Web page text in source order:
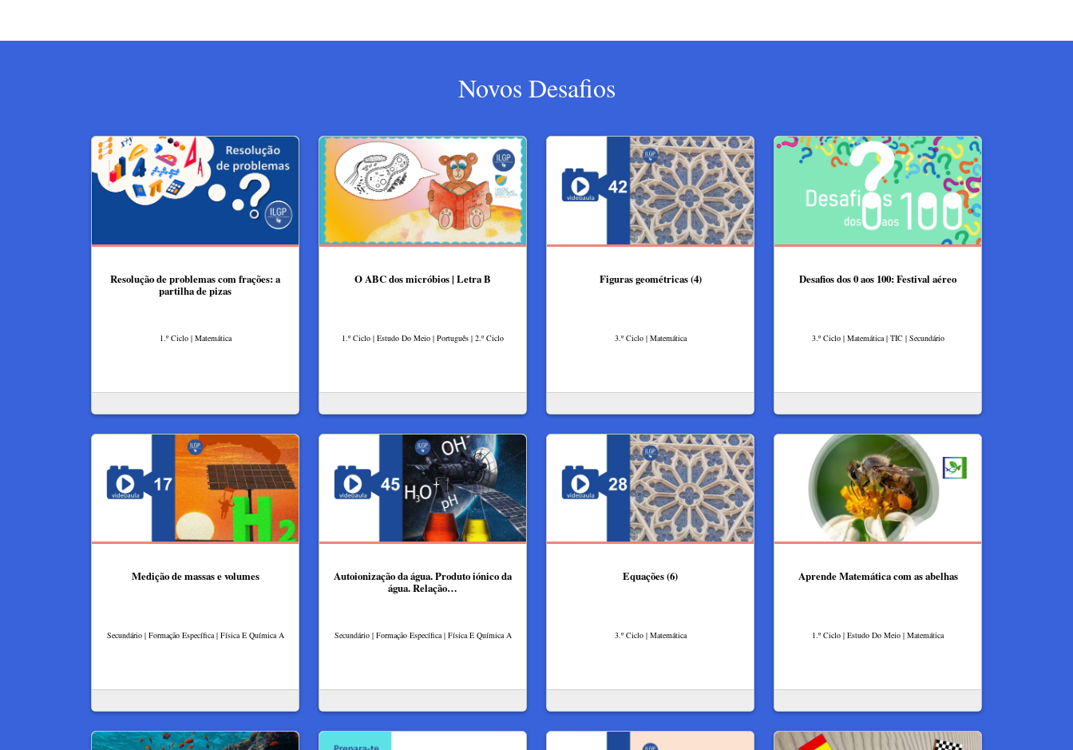
Novos Desafios
Resolução de problemas com frações: a
partilha de pizas
1.º Ciclo | Matemática
O ABC dos micróbios | Letra B
1.º Ciclo | Estudo Do Meio | Português | 2.º Ciclo
Figuras geométricas (4)
3.º Ciclo | Matemática
Desafios dos 0 aos 100: Festival aéreo
3.º Ciclo | Matemática | TIC | Secundário
Medição de massas e volumes
Secundário | Formação Específica | Física E Química A
Autoionização da água. Produto iónico da
água. Relação…
Secundário | Formação Específica | Física E Química A
Equações (6)
3.º Ciclo | Matemática
Aprende Matemática com as abelhas
1.º Ciclo | Estudo Do Meio | Matemática